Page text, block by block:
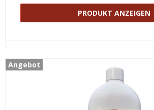
PRODUKT ANZEIGEN
Angebot